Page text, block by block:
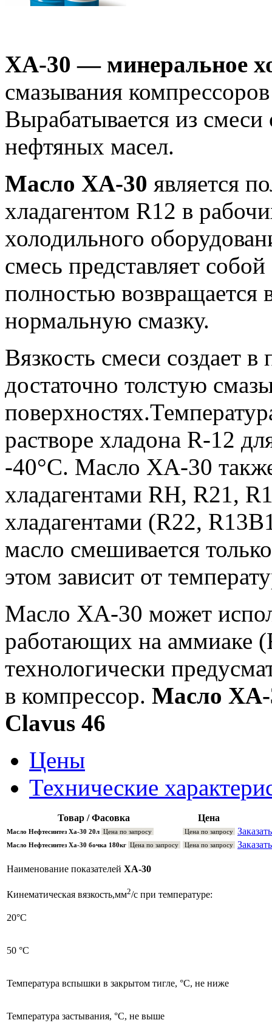
ХА-30 — минеральное
смазывания
Вырабатывается из смеси
нефтяных масел.
Масло ХА-30 является
хладагентом R12 в
холодильного
смесь представляет
полностью возвращается
нормальную смазку.
Вязкость смеси создает в
достаточно толстую
растворе хладона R-12
-40°С. Масло ХА-30
хладагентами RH, R21,
хладагентами (R22,
масло смешивается
этом зависит от
Масло ХА-30 может
работающих на аммиаке
технологически
в компрессор. Масло ХА-
Clavus 46
Цены
Технические
Товар / Фасовка Цена
Масло Нефтесинтез Ха-30 20л Цена по запросу Цена по запросу Заказать
Масло Нефтесинтез Ха-30 бочка 180кг Цена по запросу Цена по запросу Заказать
Наименование показателей ХА-30
Кинематическая вязкость,мм2/c при температуре:
20°С
50 °С
Температура вспышки в закрытом тигле, °С, не ниже
Температура застывания, °С, не выше